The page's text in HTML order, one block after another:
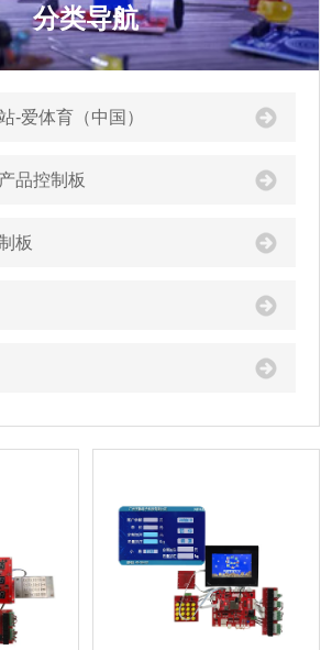
分类导航
-爱体育（中国）
品控制板
板